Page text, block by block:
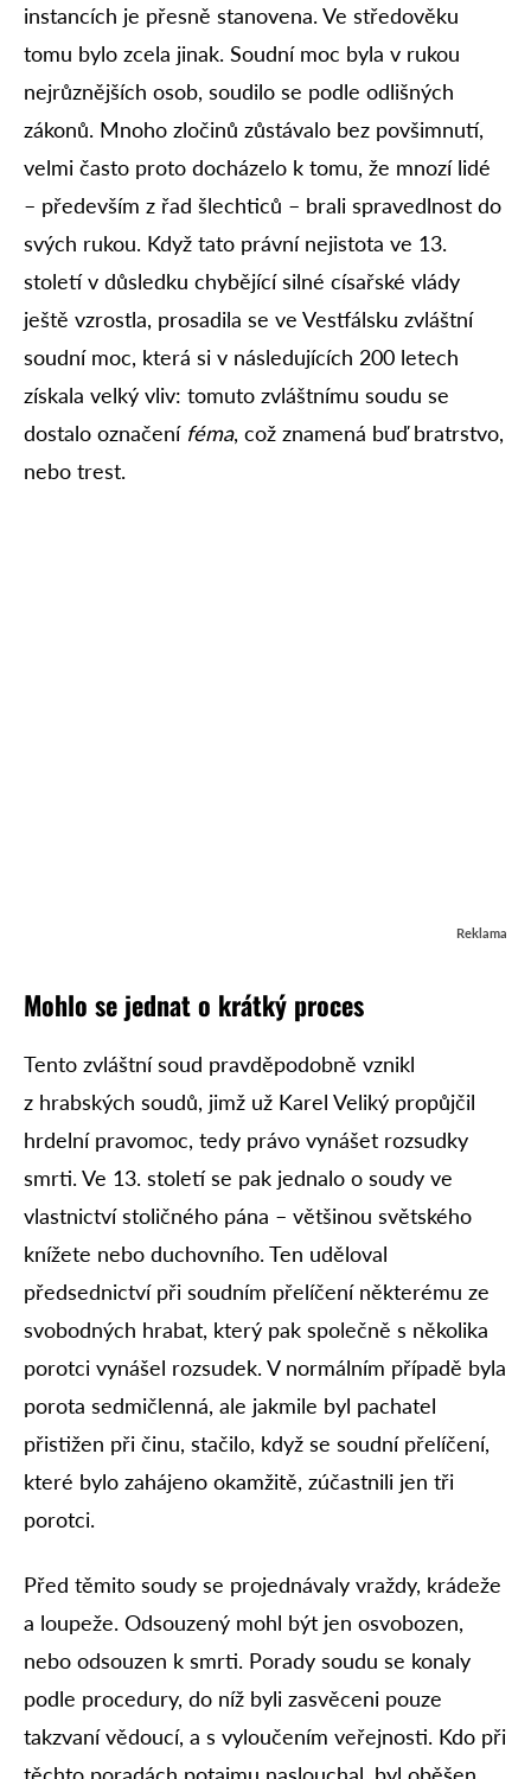
instancích je přesně stanovena. Ve středověku
tomu bylo zcela jinak. Soudní moc byla v rukou
nejrůznějších osob, soudilo se podle odlišných
zákonů. Mnoho zločinů zůstávalo bez povšimnutí,
velmi často proto docházelo k tomu, že mnozí lidé
– především z řad šlechticů – brali spravedlnost do
svých rukou. Když tato právní nejistota ve 13.
století v důsledku chybějící silné císařské vlády
ještě vzrostla, prosadila se ve Vestfálsku zvláštní
soudní moc, která si v následujících 200 letech
získala velký vliv: tomuto zvláštnímu soudu se
dostalo označení féma, což znamená buď bratrstvo,
nebo trest.
Reklama
Mohlo se jednat o krátký proces
Tento zvláštní soud pravděpodobně vznikl
z hrabských soudů, jimž už Karel Veliký propůjčil
hrdelní pravomoc, tedy právo vynášet rozsudky
smrti. Ve 13. století se pak jednalo o soudy ve
vlastnictví stoličného pána – většinou světského
knížete nebo duchovního. Ten uděloval
předsednictví při soudním přelíčení některému ze
svobodných hrabat, který pak společně s několika
porotci vynášel rozsudek. V normálním případě byla
porota sedmičlenná, ale jakmile byl pachatel
přistižen při činu, stačilo, když se soudní přelíčení,
které bylo zahájeno okamžitě, zúčastnili jen tři
porotci.
Před těmito soudy se projednávaly vraždy, krádeže
a loupeže. Odsouzený mohl být jen osvobozen,
nebo odsouzen k smrti. Porady soudu se konaly
podle procedury, do níž byli zasvěceni pouze
takzvaní vědoucí, a s vyloučením veřejnosti. Kdo při